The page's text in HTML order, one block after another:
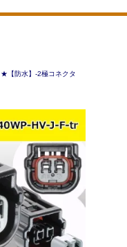
★【防水】-2極コネクタ